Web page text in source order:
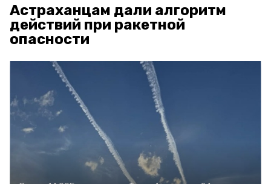
Астраханцам дали алгоритм
действий при ракетной
опасности